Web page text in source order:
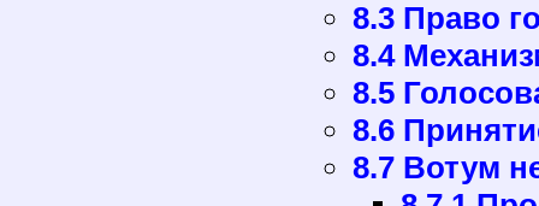
8.3 Право
8.4
8.5
8.6
8.7 Вотум